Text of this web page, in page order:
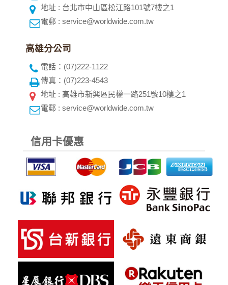
地址 : 台北市中山區松江路101號7樓之1
電郵 : service@worldwide.com.tw
高雄分公司
電話：(07)222-1122
傳真：(07)223-4543
地址 : 高雄市新興區民權一路251號10樓之1
電郵 : service@worldwide.com.tw
信用卡優惠